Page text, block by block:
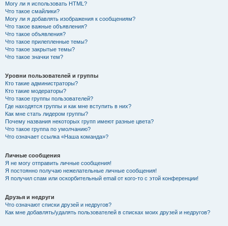
Могу ли я использовать HTML?
Что такое смайлики?
Могу ли я добавлять изображения к сообщениям?
Что такое важные объявления?
Что такое объявления?
Что такое прилепленные темы?
Что такое закрытые темы?
Что такое значки тем?
Уровни пользователей и группы
Кто такие администраторы?
Кто такие модераторы?
Что такое группы пользователей?
Где находятся группы и как мне вступить в них?
Как мне стать лидером группы?
Почему названия некоторых групп имеют разные цвета?
Что такое группа по умолчанию?
Что означает ссылка «Наша команда»?
Личные сообщения
Я не могу отправить личные сообщения!
Я постоянно получаю нежелательные личные сообщения!
Я получил спам или оскорбительный email от кого-то с этой конференции!
Друзья и недруги
Что означают списки друзей и недругов?
Как мне добавлять/удалять пользователей в списках моих друзей и недругов?